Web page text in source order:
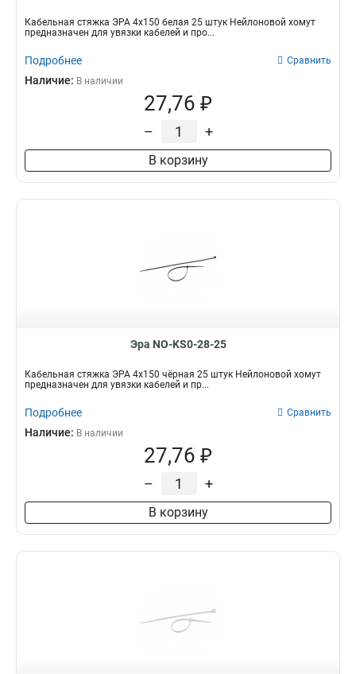
Кабельная стяжка ЭРА 4х150 белая 25 штук Нейлоновой хомут
предназначен для увязки кабелей и про...
Подробнее Сравнить
Наличие: В наличии
27,76 ₽
– +
В корзину
Эра NO-KS0-28-25
Кабельная стяжка ЭРА 4х150 чёрная 25 штук Нейлоновой хомут
предназначен для увязки кабелей и пр...
Подробнее Сравнить
Наличие: В наличии
27,76 ₽
– +
В корзину